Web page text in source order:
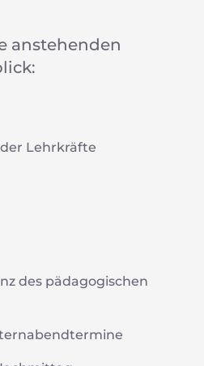
anstehenden
der Lehrkräfte
des pädagogischen